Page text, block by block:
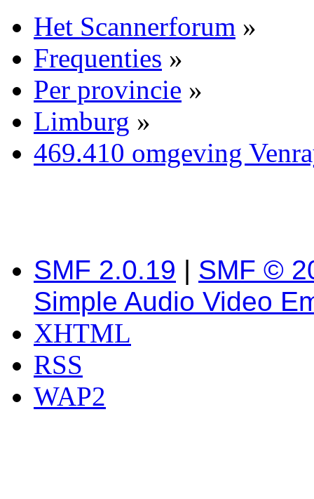
Het Scannerforum »
Frequenties »
Per provincie »
Limburg »
469.410 omgeving
SMF 2.0.19 | SMF ©
Simple Audio Video
XHTML
RSS
WAP2